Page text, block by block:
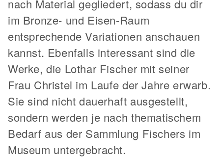
nach Material gegliedert, sodass du dir
im Bronze- und Eisen-Raum
entsprechende Variationen anschauen
kannst. Ebenfalls interessant sind die
Werke, die Lothar Fischer mit seiner
Frau Christel im Laufe der Jahre erwarb.
Sie sind nicht dauerhaft ausgestellt,
sondern werden je nach thematischem
Bedarf aus der Sammlung Fischers im
Museum untergebracht.